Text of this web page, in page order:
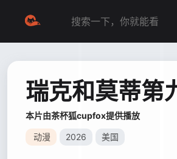
瑞克和莫蒂第
本片由茶杯狐cupfox提供播放
动漫 2026 美国